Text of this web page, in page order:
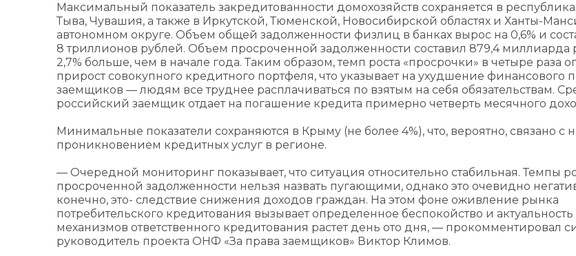
Максимальный показатель закредитованности домохозяйств сохраняется в
Тыва, Чувашия, а также в Иркутской, Тюменской, Новосибирской областях и Ханты-
автономном округе. Объем общей задолженности физлиц в банках вырос на 0,6% и
8 триллионов рублей. Объем просроченной задолженности составил 879,4 миллиарда
2,7% больше, чем в начале года. Таким образом, темп роста «просрочки» в четыре раза
прирост совокупного кредитного портфеля, что указывает на ухудшение финансового
заемщиков — людям все труднее расплачиваться по взятым на себя обязательствам.
российский заемщик отдает на погашение кредита примерно четверть месячного
Минимальные показатели сохраняются в Крыму (не более 4%), что, вероятно, связано с
проникновением кредитных услуг в регионе.
— Очередной мониторинг показывает, что ситуация относительно стабильная. Темпы
просроченной задолженности нельзя назвать пугающими, однако это очевидно
конечно, это- следствие снижения доходов граждан. На этом фоне оживление рынка
потребительского кредитования вызывает определенное беспокойство и
механизмов ответственного кредитования растет день ото дня, — прокомментировал
руководитель проекта ОНФ «За права заемщиков» Виктор Климов.